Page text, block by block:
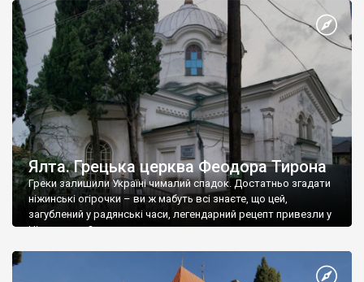
Ялта. Грецька церква Феодора Тирона
Греки залишили Україні чималий спадок. Достатньо згадати
ніжинські огірочки – ви ж мабуть всі знаєте, що цей,
загублений у радянські часи, легендарний рецепт привезли у
Ніжин греки?